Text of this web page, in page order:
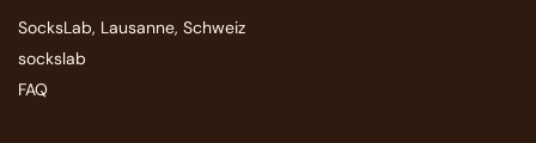
SocksLab, Lausanne, Schweiz
sockslab
FAQ